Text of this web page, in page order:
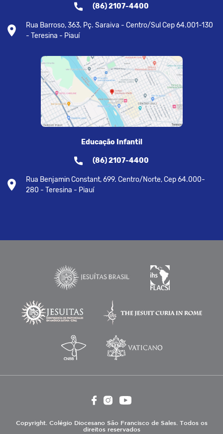
(86) 2107-4400
Rua Barroso, 363. Pç. Saraiva - Centro/Sul Cep 64.001-130
- Teresina - Piauí
Educação Infantil
(86) 2107-4400
Rua Benjamin Constant, 699. Centro/Norte, Cep 64.000-
280 - Teresina - Piauí
Copyright. Colégio Diocesano São Francisco de Sales. Todos os
direitos reservados